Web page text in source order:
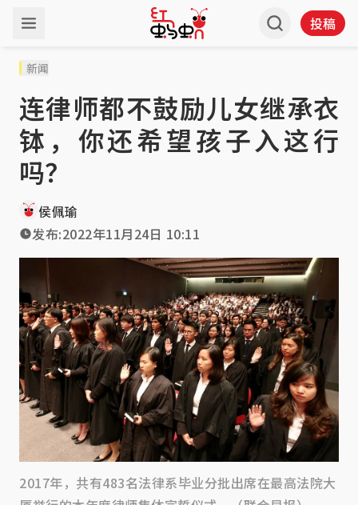
投稿
新闻
连律师都不鼓励儿女继承衣
钵，你还希望孩子入这行
吗？
侯佩瑜
发布:2022年11月24日 10:11
2017年，共有483名法律系毕业分批出席在最高法院大